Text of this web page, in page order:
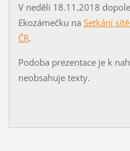
V neděli 18.11.2018
Ekozámečku na Setkání
ČR.
Podoba prezentace je k
neobsahuje texty.